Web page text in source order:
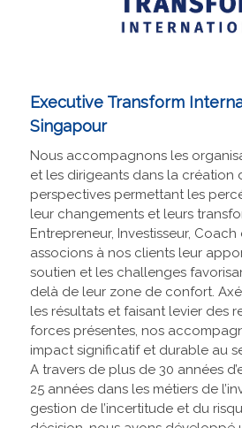
Executive Transform
Singapour
Nous accompagnons les
et les dirigeants dans la création
perspectives permettant les
leur changements et leurs
Entrepreneur, Investisseur,
associons à nos clients leur
soutien et les challenges
delà de leur zone de confort.
les résultats et faisant levier des
forces présentes, nos
impact significatif et durable au
A travers de plus de 30 années
25 années dans les métiers de
gestion de l’incertitude et du